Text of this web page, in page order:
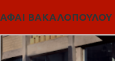
ΑΦΑΙ ΒΑΚΑΛΟΠΟΥΛΟΥ